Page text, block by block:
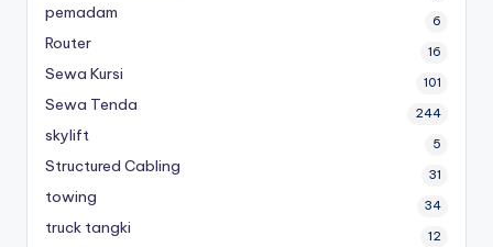
pemadam 6
Router 16
Sewa Kursi 101
Sewa Tenda 244
skylift 5
Structured Cabling 31
towing 34
truck tangki 12